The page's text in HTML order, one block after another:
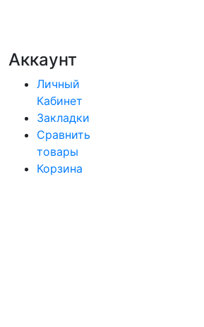
Аккаунт
Личный
Кабинет
Закладки
Сравнить
товары
Корзина